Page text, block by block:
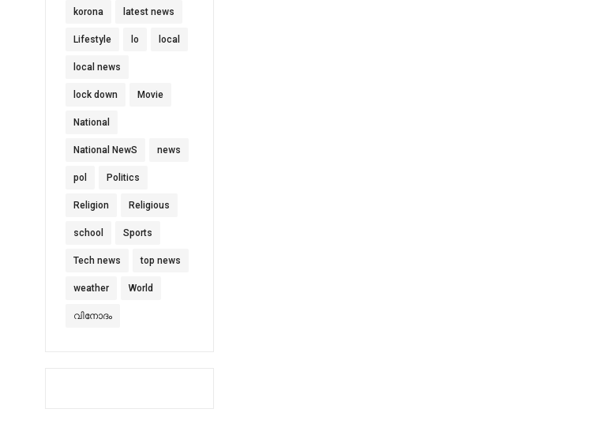
korona latest news
Lifestyle lo local
local news
lock down Movie
National
National NewS news
pol Politics
Religion Religious
school Sports
Tech news top news
weather World
വിനോദം